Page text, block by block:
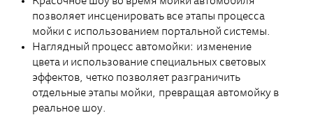
позволяет инсценировать все этапы процесса
мойки с использованием портальной системы.
Наглядный процесс автомойки: изменение
цвета и использование специальных световых
эффектов, четко позволяет разграничить
отдельные этапы мойки, превращая автомойку в
реальное шоу.